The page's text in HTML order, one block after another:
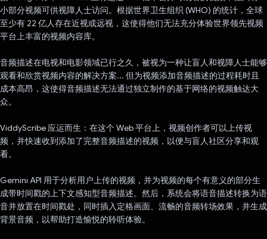
小部分视频可供视障人士访问。根据世界卫生组织 (WHO) 的统计，全球
至少有 22 亿人存在近视或远视，这使得他们无法充分体验世界领先视频
平台上丰富的视频内容库。
音频描述在电视和电影领域已行之久，被视为一种让盲人和视障人士能够
观看和欣赏视频内容的解决方案... 但为视频添加音频描述的过程耗时且
成本高昂，这使得音频描述无法通过独立制作的基于网络的视频触达大
众。
ViddyScribe 应运而生：在这个 Web 平台上，视频创作者可以上传视
频，并快速收到添加了完整音频描述的视频，以便与盲人社区分享和观
看。
Gemini API 用于分析用户上传的视频，并为视频的每个有意义的部分生
成带时间戳的上下文感知型音频描述。然后，系统会将语音描述转换为语
音并放置在时间戳处，同时插入定格画面、流畅的音频转场效果，并生成
背景音频，以帮助打造愉悦的聆听体验。